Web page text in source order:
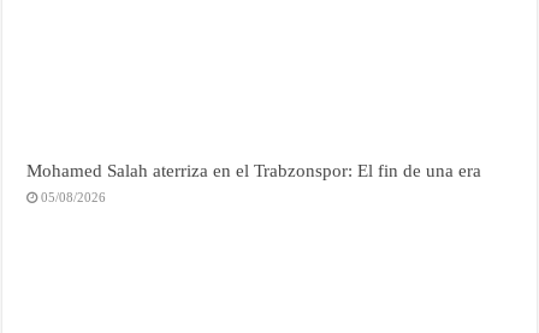
Mohamed Salah aterriza en el Trabzonspor: El fin de una era
05/08/2026